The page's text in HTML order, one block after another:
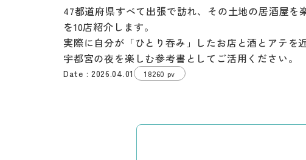
47都道府県すべて出張で訪れ、その土地の居酒屋
を10店紹介します。
実際に自分が「ひとり呑み」したお店と酒とアテを
宇都宮の夜を楽しむ参考書としてご活用ください。
2026.04.01 18260 pv